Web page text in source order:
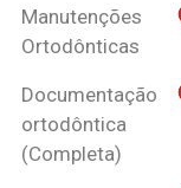
Manutenções
Ortodônticas
Documentação
ortodôntica
(Completa)